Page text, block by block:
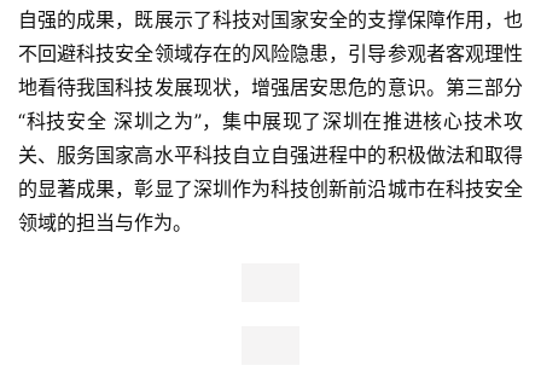
自强的成果，既展示了科技对国家安全的支撑保障作用，也
不回避科技安全领域存在的风险隐患，引导参观者客观理性
地看待我国科技发展现状，增强居安思危的意识。第三部分
“科技安全 深圳之为”，集中展现了深圳在推进核心技术攻
关、服务国家高水平科技自立自强进程中的积极做法和取得
的显著成果，彰显了深圳作为科技创新前沿城市在科技安全
领域的担当与作为。